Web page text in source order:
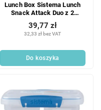
Lunch Box Sistema Lunch
Snack Attack Duo z 2
oddzielnymi przegrodami,
975 ml, różowy
32,33 zł bez VAT
39,77 zł
Do koszyka